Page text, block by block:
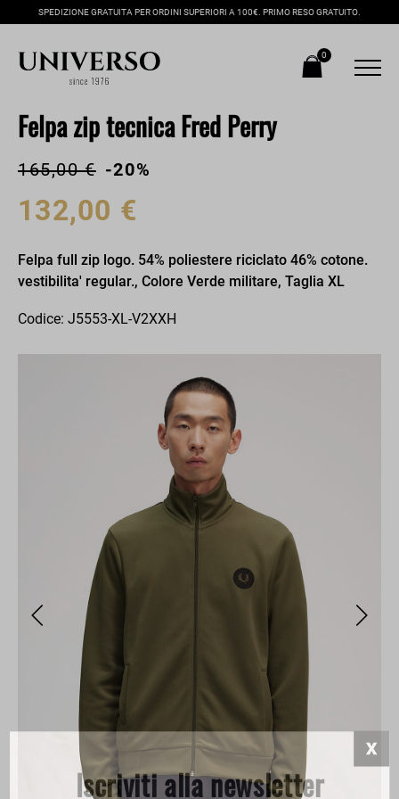
SPEDIZIONE GRATUITA PER ORDINI SUPERIORI A 100€. PRIMO RESO GRATUITO.
0
Felpa zip tecnica Fred Perry
165,00 € -20%
132,00 €
Felpa full zip logo. 54% poliestere riciclato 46% cotone.
vestibilita' regular., Colore Verde militare, Taglia XL
Codice: J5553-XL-V2XXH
Iscriviti alla newsletter